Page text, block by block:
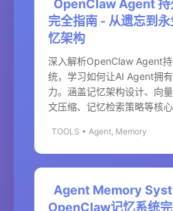
OpenClaw Agent 持
完全指南 - 从遗忘到
忆架构
深入解析OpenClaw Agent
统，学习如何让AI Agent拥
力。涵盖记忆架构设计、向
文压缩、记忆检索策略等核心
TOOLS • Agent, Memory
Agent Memory
OpenClaw记忆系统完